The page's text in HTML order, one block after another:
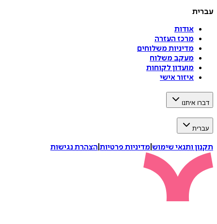
עברית
אודות
מרכז העזרה
מדיניות משלוחים
מעקב משלוח
מועדון לקוחות
איזור אישי
דברו איתנו
עברית
תקנון ותנאי שימוש מדיניות פרטיות הצהרת נגישות